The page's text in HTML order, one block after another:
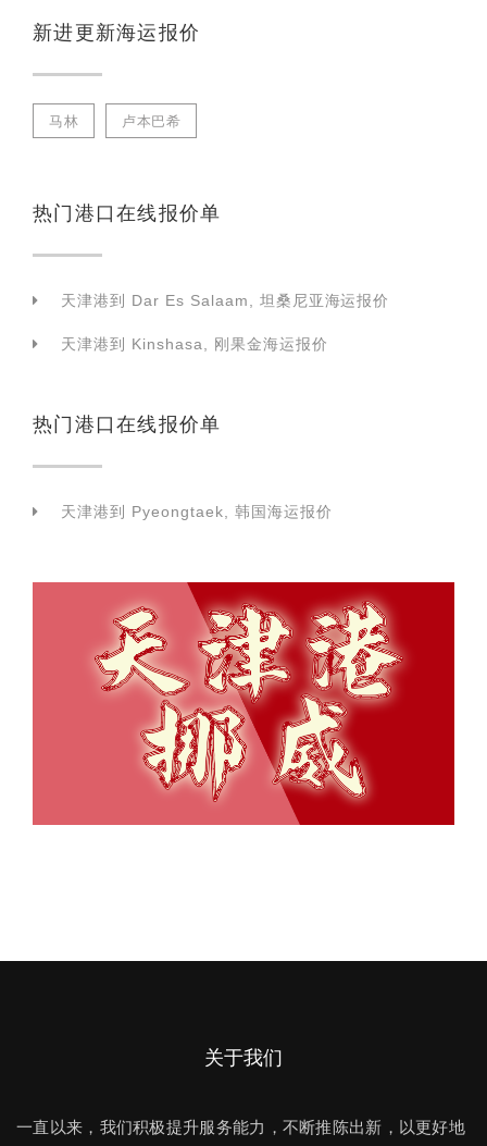
新进更新海运报价
马林 卢本巴希
热门港口在线报价单
天津港到 Dar Es Salaam, 坦桑尼亚海运报价
天津港到 Kinshasa, 刚果金海运报价
热门港口在线报价单
天津港到 Pyeongtaek, 韩国海运报价
关于我们
一直以来，我们积极提升服务能力，不断推陈出新，以更好地